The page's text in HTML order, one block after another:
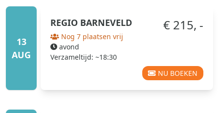
13
AUG
REGIO BARNEVELD
Nog 7 plaatsen vrij
avond
Verzameltijd: ~18:30
€ 215, -
NU BOEKEN